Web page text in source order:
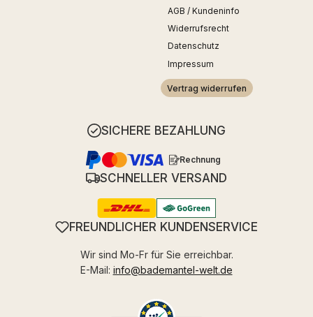
AGB / Kundeninfo
Widerrufsrecht
Datenschutz
Impressum
Vertrag widerrufen
SICHERE BEZAHLUNG
Rechnung
SCHNELLER VERSAND
FREUNDLICHER KUNDENSERVICE
Wir sind Mo-Fr für Sie erreichbar.
E-Mail: info@bademantel-welt.de